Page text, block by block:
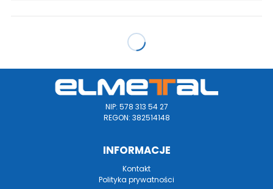
NIP: 578 313 54 27
REGON: 382514148
INFORMACJE
Kontakt
Polityka prywatności